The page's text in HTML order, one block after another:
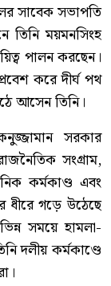
সাবেক সভাপতি
তিনি ময়মনসিংহ
পালন করছেন।
করে দীর্ঘ পথ
আসেন তিনি।
সরকার
সংগ্রাম,
কর্মকাণ্ড এবং
ধীরে গড়ে উঠেছে
সময়ে হামলা-
দলীয় কর্মকাণ্ডে